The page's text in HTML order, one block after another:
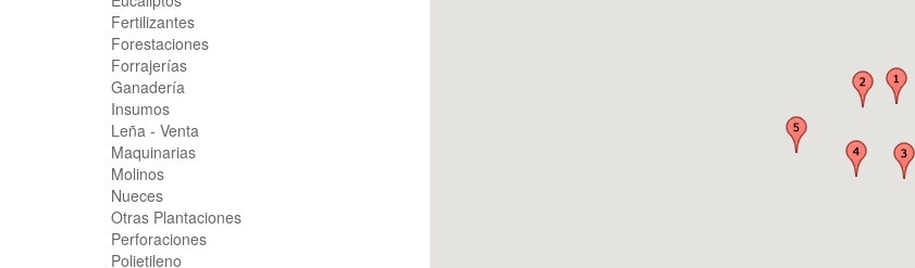
Fertilizantes
Forestaciones
Forrajerías
Ganadería
Insumos
Leña - Venta
Maquinarias
Molinos
Nueces
Otras Plantaciones
Perforaciones
Polietileno